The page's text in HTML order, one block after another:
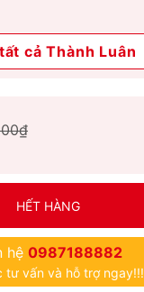
cả Thành Luân
HẾT HÀNG
hệ 0987188882
tư vấn và hỗ trợ ngay!!!